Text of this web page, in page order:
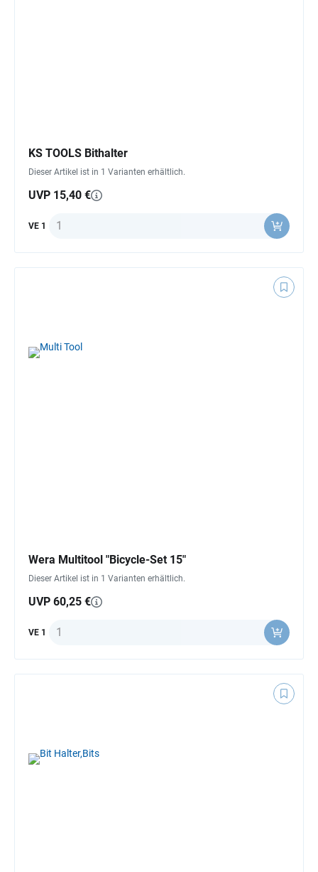
KS TOOLS Bithalter
Dieser Artikel ist in 1 Varianten erhältlich.
UVP 15,40 €
VE 1 Anzahl
Wera Multitool "Bicycle-Set 15"
Dieser Artikel ist in 1 Varianten erhältlich.
UVP 60,25 €
VE 1 Anzahl